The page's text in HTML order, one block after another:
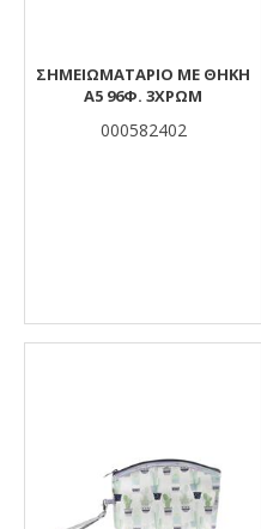
ΣΗΜΕΙΩΜΑΤΑΡΙΟ ΜΕ ΘΗΚΗ
Α5 96Φ. 3ΧΡΩΜ
000582402